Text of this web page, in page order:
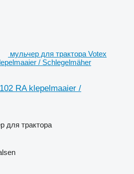
мульчер для трактора Votex
/ Schlegelmäher
RA klepelmaaier /
для трактора